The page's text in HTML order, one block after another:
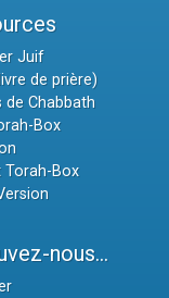
Juif
de prière)
de Chabbath
Box
Torah-Box
nous...